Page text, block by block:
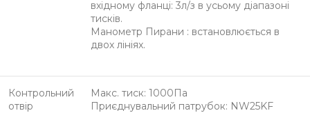
вхідному фланці: 3л/з в усьому діапазоні
тисків.
Манометр Пирани : встановлюється в
двох лініях.
Контрольний
отвір
Макс. тиск: 1000Па
Приєднувальний патрубок: NW25KF